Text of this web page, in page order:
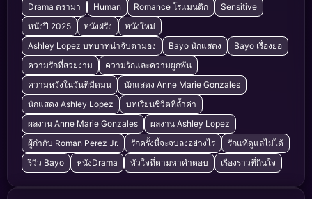
Drama ดราม่า Human Romance โรแมนติก
Sensitive
หนังปี 2025
หนังฝรั่ง
หนังใหม่
Ashley Lopez บทบาทน่าจับตามอง
Bayo นักแสดง
Bayo เรื่องย่อ
ความรักที่สวยงาม
ความรักและความผูกพัน
ความหวังในวันที่มืดมน
นักแสดง Anne Marie Gonzales
นักแสดง Ashley Lopez
บทเรียนชีวิตที่ล้ำค่า
ผลงาน Anne Marie Gonzales
ผลงาน Ashley Lopez
ผู้กำกับ Roman Perez Jr.
รักครั้งนี้จะจบลงอย่างไร
รักแท้ดูแลไม่ได้
รีวิว Bayo
หนังDrama หัวใจที่ตามหาคำตอบ เรื่องราวที่กินใจ